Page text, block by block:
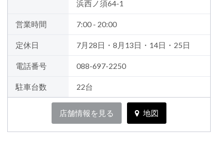
浜西ノ須64-1
営業時間 7:00 - 20:00
定休日 7月28日・8月13日・14日・25日
電話番号 088-697-2250
駐車台数 22台
店舗情報を見る 地図